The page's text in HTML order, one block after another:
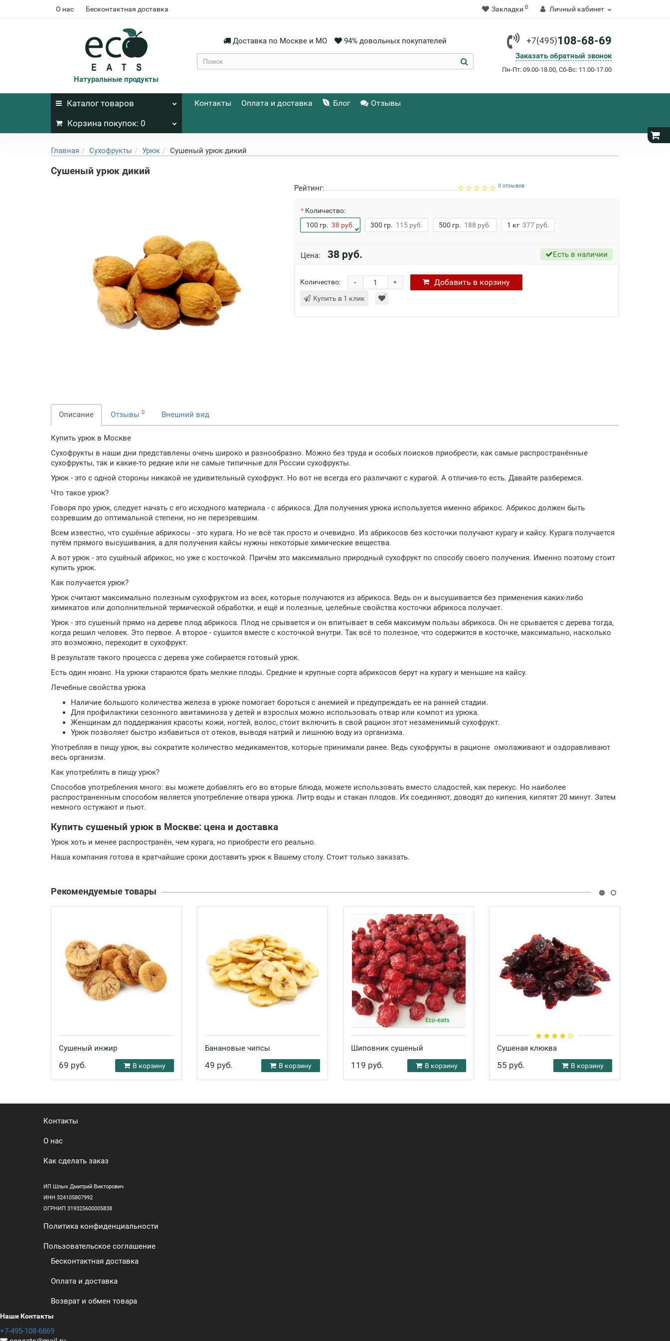
О нас Бесконтактная доставка Закладки 0 Личный кабинет
Натуральные продукты
Доставка по Москве и МО 94% довольных покупателей +7(495)108-68-69
Заказать обратный звонок
Пн-Пт: 09.00-18.00, Сб-Вс: 11.00-17.00
Каталог товаров Контакты Оплата и доставка Блог Отзывы
Корзина покупок: 0
Главная Сухофрукты Урюк Сушеный урюк дикий
Сушеный урюк дикий
Рейтинг: 0 отзывов
Количество:
100 гр. 38 руб. 300 гр. 115 руб. 500 гр. 188 руб. 1 кг 377 руб.
Цена: 38 руб. Есть в наличии
Количество: +
- Добавить вкорзину
Купить в 1 клик
Описание Отзывы 0 Внешний вид
Купить урюк в Москве
Сухофрукты в наши дни представлены очень широко и разнообразно. Можно без труда и особых поисков приобрести, как самые распространённые
сухофрукты, так и какие-то редкие или не самые типичные для России сухофрукты.
Урюк - это с одной стороны никакой не удивительный сухофрукт. Но вот не всегда его различают с курагой. А отличия-то есть. Давайте разберемся.
Что такое урюк?
Говоря про урюк, следует начать с его исходного материала - с абрикоса. Для получения урюка используется именно абрикос. Абрикос должен быть
созревшим до оптимальной степени, но не перезревшим.
Всем известно, что сушёные абрикосы - это курага. Но не всё так просто и очевидно. Из абрикосов без косточки получают курагу и кайсу. Курага получается
путём прямого высушивания, а для получения кайсы нужны некоторые химические вещества.
А вот урюк - это сушёный абрикос, но уже с косточкой. Причём это максимально природный сухофрукт по способу своего получения. Именно поэтому стоит
купить урюк.
Как получается урюк?
Урюк считают максимально полезным сухофруктом из всех, которые получаются из абрикоса. Ведь он и высушивается без применения каких-либо
химикатов или дополнительной термической обработки, и ещё и полезные, целебные свойства косточки абрикоса получает.
Урюк - это сушеный прямо на дереве плод абрикоса. Плод не срывается и он впитывает в себя максимум пользы абрикоса. Он не срывается с дерева тогда,
когда решил человек. Это первое. А второе - сушится вместе с косточкой внутри. Так всё то полезное, что содержится в косточке, максимально, насколько
это возможно, переходит в сухофрукт.
В результате такого процесса с дерева уже собирается готовый урюк.
Есть один нюанс. На урюки стараются брать мелкие плоды. Средние и крупные сорта абрикосов берут на курагу и меньшие на кайсу.
Лечебные свойства урюка
Наличие большого количества железа в урюке помогает бороться с анемией и предупреждать ее на ранней стадии.
Для профилактики сезонного авитаминоза у детей и взрослых можно использовать отвар или компот из урюка.
Женщинам дл поддержания красоты кожи, ногтей, волос, стоит включить в свой рацион этот незаменимый сухофрукт.
Урюк позволяет быстро избавиться от отеков, выводя натрий и лишнюю воду из организма.
Употребляя в пищу урюк, вы сократите количество медикаментов, которые принимали ранее. Ведь сухофрукты в рационе омолаживают и оздоравливают
весь организм.
Как употреблять в пищу урюк?
Способов употребления много: вы можете добавлять его во вторые блюда, можете использовать вместо сладостей, как перекус. Но наиболее
распространенным способом является употребление отвара урюка. Литр воды и стакан плодов. Их соединяют, доводят до кипения, кипятят 20 минут. Затем
немного остужают и пьют.
Купить сушеный урюк в Москве: цена и доставка
Урюк хоть и менее распространён, чем курага, но приобрести его реально.
Наша компания готова в кратчайшие сроки доставить урюк к Вашему столу. Стоит только заказать.
Рекомендуемые товары
Сушеный инжир
69 руб. В корзину
Банановые чипсы
49 руб. В корзину
Шиповник сушеный
119 руб. В корзину
Сушеная клюква
55 руб. В корзину
Контакты
О нас
Как сделать заказ
ИП Шлык Дмитрий Викторович
ИНН 324105807992
ОГРНИП 319325600005838
Политика конфиденциальности
Пользовательское соглашение
Бесконтактная доставка
Оплата и доставка
Возврат и обмен товара
Наши Контакты
+7-495-108-6869